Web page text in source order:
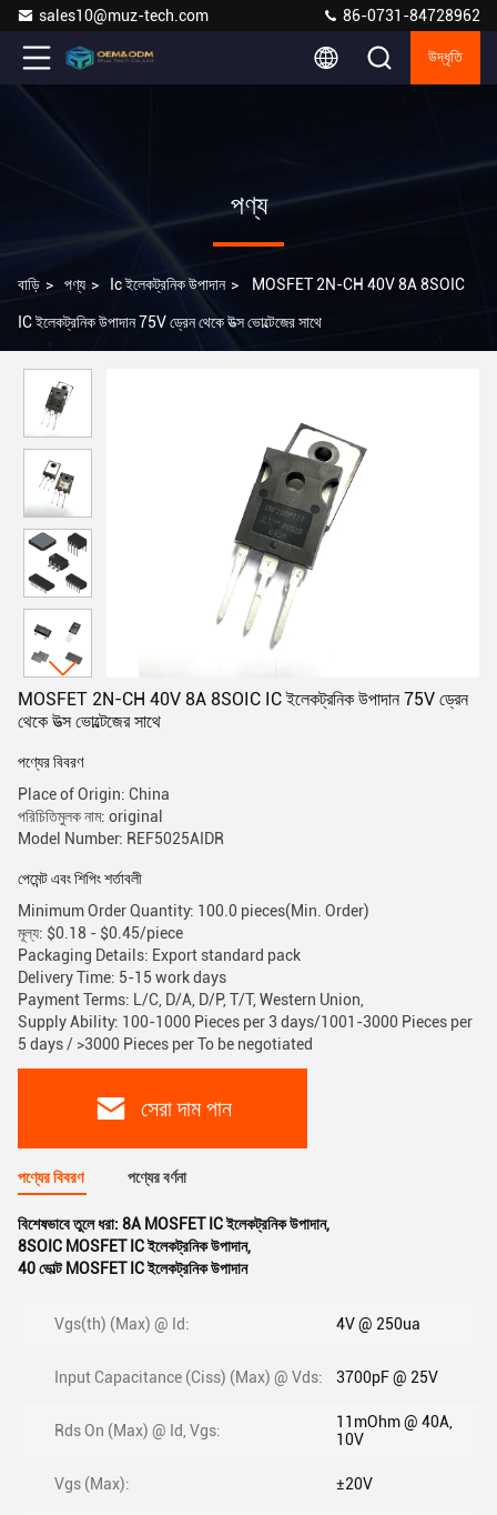
sales10@muz-tech.com 86-0731-84728962
উদ্ধৃতি
পণ্য
বাড়ি > পণ্য > Ic ইলেকট্রনিক উপাদান > MOSFET 2N-CH 40V 8A 8SOIC
IC ইলেকট্রনিক উপাদান 75V ড্রেন থেকে উত্স ভোল্টেজের সাথে
MOSFET 2N-CH 40V 8A 8SOIC IC ইলেকট্রনিক উপাদান 75V ড্রেন
থেকে উত্স ভোল্টেজের সাথে
পণ্যের বিবরণ
Place of Origin: China
পরিচিতিমুলক নাম: original
Model Number: REF5025AIDR
পেমেন্ট এবং শিপিং শর্তাবলী
Minimum Order Quantity: 100.0 pieces(Min. Order)
মূল্য: $0.18 - $0.45/piece
Packaging Details: Export standard pack
Delivery Time: 5-15 work days
Payment Terms: L/C, D/A, D/P, T/T, Western Union,
Supply Ability: 100-1000 Pieces per 3 days/1001-3000 Pieces per
5 days / >3000 Pieces per To be negotiated
সেরা দাম পান
পণ্যের বিবরণ পণ্যের বর্ণনা
বিশেষভাবে তুলে ধরা: 8A MOSFET IC ইলেকট্রনিক উপাদান,
8SOIC MOSFET IC ইলেকট্রনিক উপাদান,
40 ভোল্ট MOSFET IC ইলেকট্রনিক উপাদান
Vgs(th) (Max) @ Id: 4V @ 250ua
Input Capacitance (Ciss) (Max) @ Vds: 3700pF @ 25V
Rds On (Max) @ Id, Vgs:
11mOhm @ 40A,
10V
Vgs (Max): ±20V